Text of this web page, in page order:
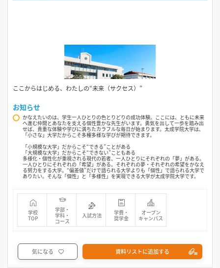
ここからはじめる、わたしの“未来（サクセス）”
お知らせ
かなえたいのは、学生一人ひとりの色とりどりの成功体験。ここには、ともに未来
へ進む仲間とあなたを支える個性豊かな先生がいます。勇気を出して一歩を踏み出
せば、貴重な体験や学びに満ちたカラフルな毎日が始まります。太成学院大学は、
「小さな」大学だからこそ多種多様な学びが期待できます。
「小規模な大学」だからこそ“できる”ことがある
「大規模な大学」だからこそ“できない”こともある
多様化・個性化が重視される現代の若者、一人ひとりにそれぞれの「夢」がある。
一人ひとりにそれぞれの「希望」がある。それぞれの夢・それぞれの希望をかなえ
る努力をする大学。“偏差値”だけで語られる大学よりも「個性」で語られる大学で
ありたい。そんな「個性」と「多様性」を実現できる大学が太成学院大学です。
学校
TOP
学部・
学科・
コース
入試方法
学費・
奨学金
オープン
キャンパス
気になる 資料リストに追加する